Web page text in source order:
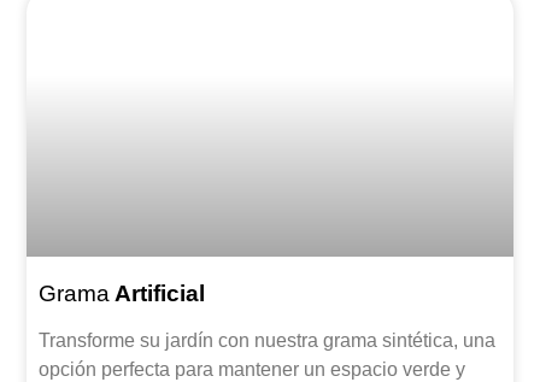
Grama Artificial
Transforme su jardín con nuestra grama sintética, una
opción perfecta para mantener un espacio verde y